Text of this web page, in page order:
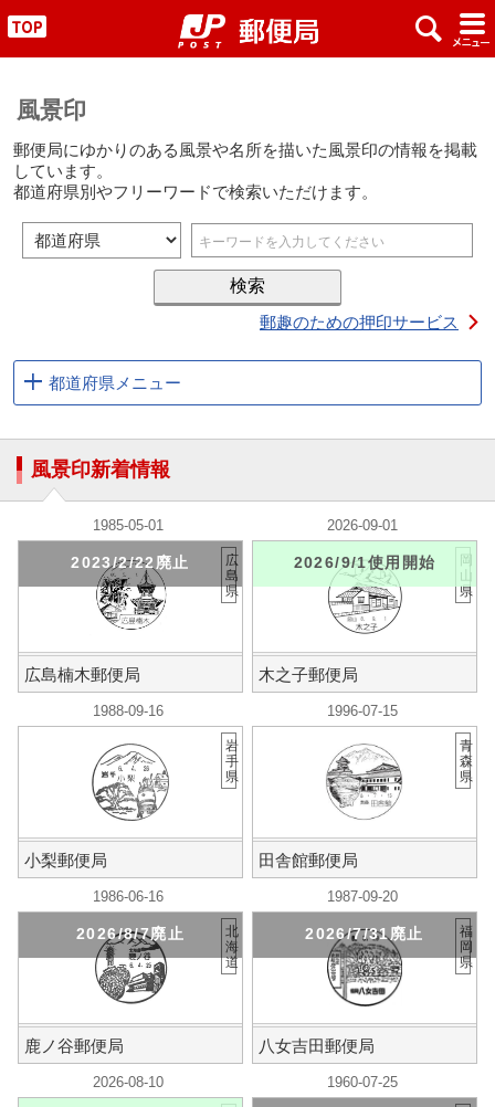
" x #
風景印
郵便局にゆかりのある風景や名所を描いた風景印の情報を掲載
しています。
都道府県別やフリーワードで検索いただけます。
郵趣のための押印サービス
都道府県メニュー
風景印新着情報
1985-05-01
広島楠木郵便局
2023/2/22廃止
広
島
県
2026-09-01
木之子郵便局
2026/9/1使用開始
岡
山
県
1988-09-16
小梨郵便局
岩
手
県
1996-07-15
田舎館郵便局
青
森
県
1986-06-16
鹿ノ谷郵便局
2026/8/7廃止
北
海
道
1987-09-20
八女吉田郵便局
2026/7/31廃止
福
岡
県
2026-08-10 1960-07-25